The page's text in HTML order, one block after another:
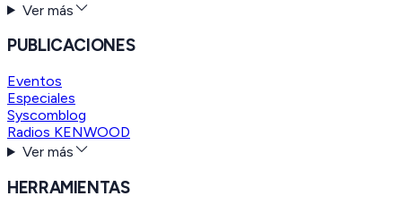
Ver más
PUBLICACIONES
Eventos
Especiales
Syscomblog
Radios KENWOOD
Ver más
HERRAMIENTAS